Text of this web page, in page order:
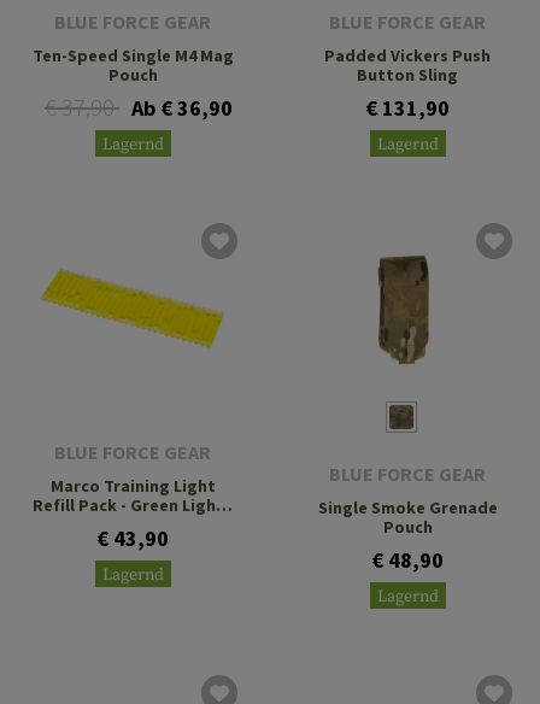
BLUE FORCE GEAR
Ten-Speed Single M4 Mag
Pouch
€ 37,90 Ab € 36,90
Lagernd
BLUE FORCE GEAR
Padded Vickers Push
Button Sling
€ 131,90
Lagernd
BLUE FORCE GEAR
Marco Training Light
Refill Pack - Green Lights
€ 43,90
Lagernd
BLUE FORCE GEAR
Single Smoke Grenade
Pouch
€ 48,90
Lagernd